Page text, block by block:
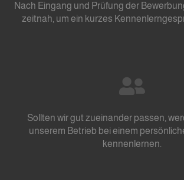
Nach Eingang und Prüfung der
zeitnah, um ein kurzes
Sollten wir gut zueinander passen,
unserem Betrieb bei einem
kennenlernen.